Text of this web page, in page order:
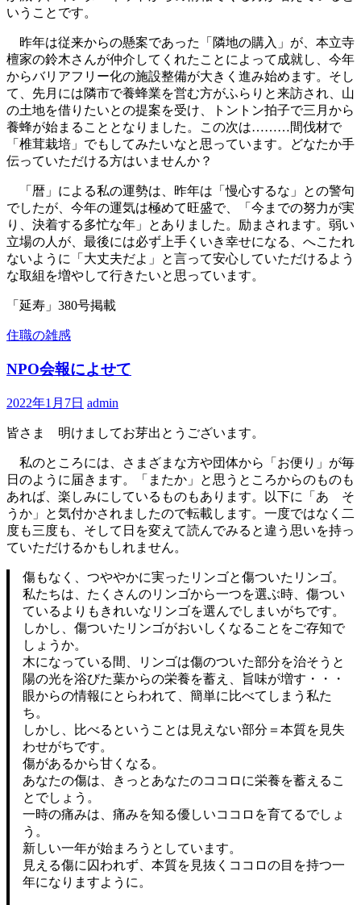
いうことです。
昨年は従来からの懸案であった「隣地の購入」が、本立寺
檀家の鈴木さんが仲介してくれたことによって成就し、今年
からバリアフリー化の施設整備が大きく進み始めます。そし
て、先月には隣市で養蜂業を営む方がふらりと来訪され、山
の土地を借りたいとの提案を受け、トントン拍子で三月から
養蜂が始まることとなりました。この次は………間伐材で
「椎茸栽培」でもしてみたいなと思っています。どなたか手
伝っていただける方はいませんか？
「暦」による私の運勢は、昨年は「慢心するな」との警句
でしたが、今年の運気は極めて旺盛で、「今までの努力が実
り、決着する多忙な年」とありました。励まされます。弱い
立場の人が、最後には必ず上手くいき幸せになる、へこたれ
ないように「大丈夫だよ」と言って安心していただけるよう
な取組を増やして行きたいと思っています。
「延寿」380号掲載
住職の雑感
NPO会報によせて
2022年1月7日 admin
皆さま 明けましてお芽出とうございます。
私のところには、さまざまな方や団体から「お便り」が毎
日のように届きます。「またか」と思うところからのものも
あれば、楽しみにしているものもあります。以下に「あ そ
うか」と気付かされましたので転載します。一度ではなく二
度も三度も、そして日を変えて読んでみると違う思いを持っ
ていただけるかもしれません。
傷もなく、つややかに実ったリンゴと傷ついたリンゴ。
私たちは、たくさんのリンゴから一つを選ぶ時、傷つい
ているよりもきれいなリンゴを選んでしまいがちです。
しかし、傷ついたリンゴがおいしくなることをご存知で
しょうか。
木になっている間、リンゴは傷のついた部分を治そうと
陽の光を浴びた葉からの栄養を蓄え、旨味が増す・・・
眼からの情報にとらわれて、簡単に比べてしまう私た
ち。
しかし、比べるということは見えない部分＝本質を見失
わせがちです。
傷があるから甘くなる。
あなたの傷は、きっとあなたのココロに栄養を蓄えるこ
とでしょう。
一時の痛みは、痛みを知る優しいココロを育てるでしょ
う。
新しい一年が始まろうとしています。
見える傷に囚われず、本質を見抜くココロの目を持つ一
年になりますように。